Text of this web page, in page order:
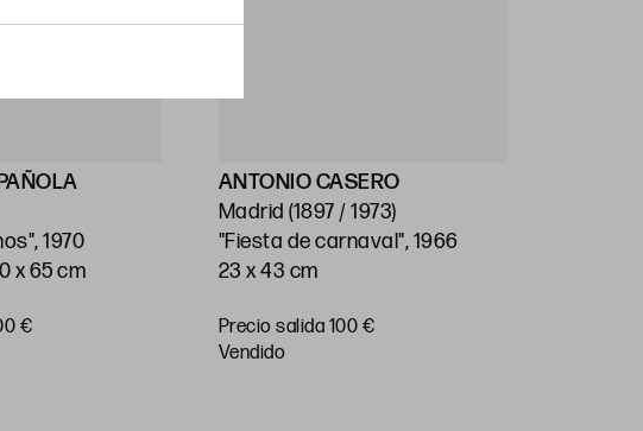
1970
x 65 cm
€
ANTONIO CASERO
Madrid (1897 / 1973)
"Fiesta de carnaval", 1966
23 x 43 cm
Precio salida 100 €
vendido